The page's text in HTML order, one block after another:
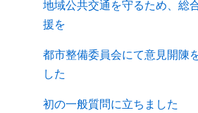
地域公共交通を守るため、総
援を
都市整備委員会にて意見開陳
した
初の一般質問に立ちました